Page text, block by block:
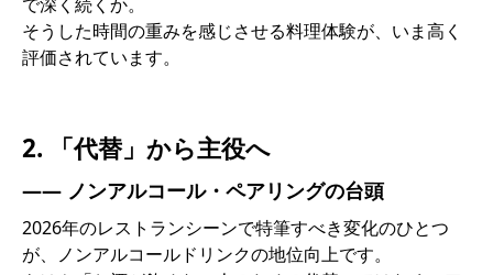
そうした時間の重みを感じさせる料理体験が、いま高く
評価されています。
2. 「代替」から主役へ
―― ノンアルコール・ペアリングの台頭
2026年のレストランシーンで特筆すべき変化のひとつ
が、ノンアルコールドリンクの地位向上です。